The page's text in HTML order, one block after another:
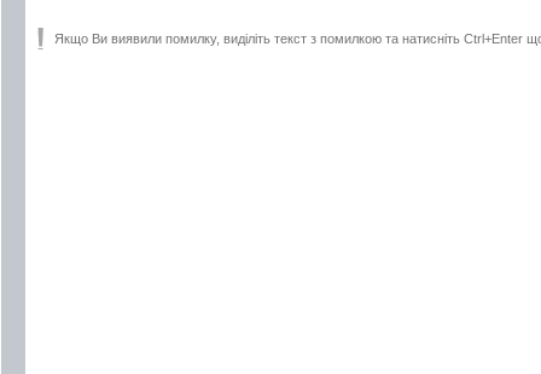
Якщо Ви виявили помилку, виділіть текст з помилкою та натисніть Ctrl+Enter